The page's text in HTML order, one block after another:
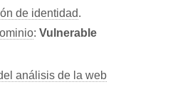
de identidad.
: Vulnerable
análisis de la web